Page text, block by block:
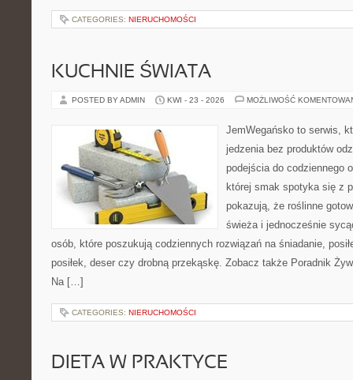
CATEGORIES: NIERUCHOMOŚCI
KUCHNIE ŚWIATA
POSTED BY ADMIN KWI - 23 - 2026 MOŻLIWOŚĆ
JemWegańsko to serwis,
jedzenia bez produktów
podejścia do codziennego
której smak spotyka się z
pokazują, że roślinne
świeża i jednocześnie
osób, które poszukują codziennych rozwiązań na śniadanie,
posiłek, deser czy drobną przekąskę. Zobacz także Poradnik
Na […]
CATEGORIES: NIERUCHOMOŚCI
DIETA W PRAKTYCE